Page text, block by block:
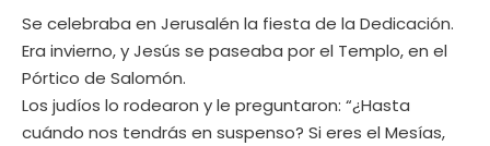
Se celebraba en Jerusalén la fiesta de la Dedicación.
Era invierno, y Jesús se paseaba por el Templo, en el
Pórtico de Salomón.
Los judíos lo rodearon y le preguntaron: “¿Hasta
cuándo nos tendrás en suspenso? Si eres el Mesías,